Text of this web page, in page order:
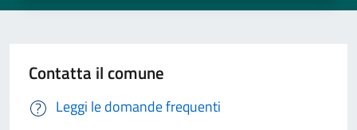
Contatta il comune
Leggi le domande frequenti